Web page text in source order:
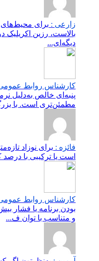
زارعی : برای
بالاست، رزین اکریلیک
دیگه‌ای...
کارشناس روابط
پنبه‌ای خالص به‌دلیل
مطمئن‌تری است. با
فائزه : برای نوزاد
است یا ترکیبی با
کارشناس روابط
بودن برنامه یا فشار
و متناسب با توان ف...